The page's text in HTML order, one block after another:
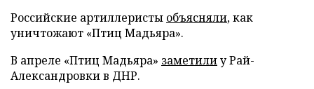
Российские артиллеристы объясняли, как
уничтожают «Птиц Мадьяра».
В апреле «Птиц Мадьяра» заметилиу Рай-
Александровки в ДНР.